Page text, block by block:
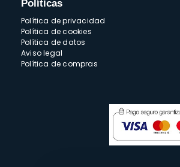
Políticas
Política de privacidad
Política de cookies
Política de datos
Aviso legal
Política de compras